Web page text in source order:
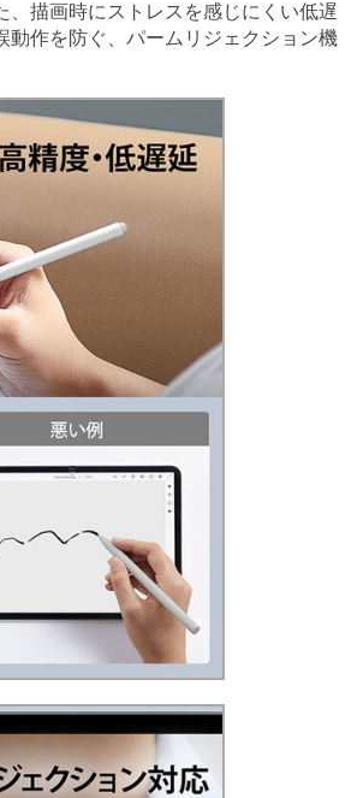
描画時にストレスを感じにくい低遅
作を防ぐ、パームリジェクション機